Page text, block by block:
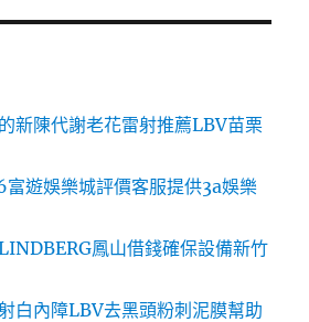
新陳代謝老花雷射推薦LBV苗栗
遊娛樂城評價客服提供3a娛樂
鳳山借錢確保設備新竹
白內障LBV去黑頭粉刺泥膜幫助